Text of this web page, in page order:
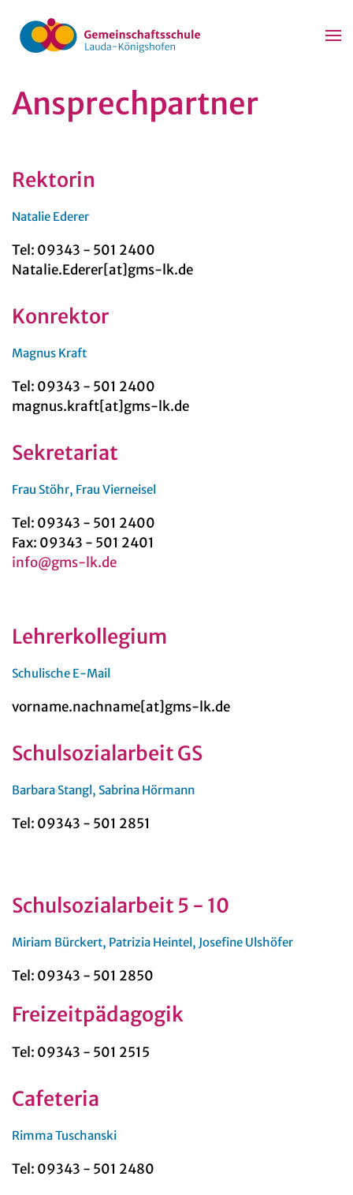
Zum Hauptinhalt springen
Ansprechpartner
Rektorin
Natalie Ederer
Tel: 09343 - 501 2400
Natalie.Ederer[at]gms-lk.de
Konrektor
Magnus Kraft
Tel: 09343 - 501 2400
magnus.kraft[at]gms-lk.de
Sekretariat
Frau Stöhr, Frau Vierneisel
Tel: 09343 - 501 2400
Fax: 09343 - 501 2401
info@gms-lk.de
Lehrerkollegium
Schulische E-Mail
vorname.nachname[at]gms-lk.de
Schulsozialarbeit GS
Barbara Stangl, Sabrina Hörmann
Tel: 09343 - 501 2851
Schulsozialarbeit 5 - 10
Miriam Bürckert, Patrizia Heintel, Josefine Ulshöfer
Tel: 09343 - 501 2850
Freizeitpädagogik
Tel: 09343 - 501 2515
Cafeteria
Rimma Tuschanski
Tel: 09343 - 501 2480